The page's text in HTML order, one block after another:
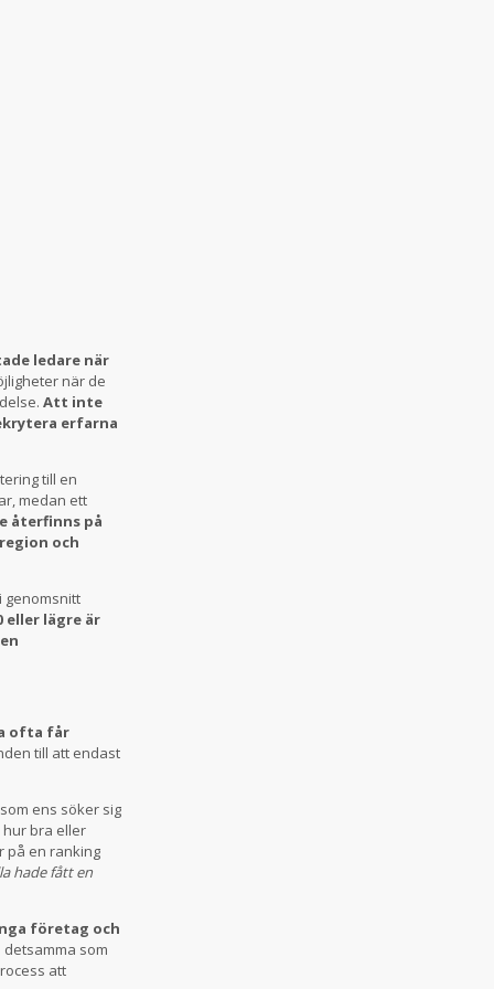
ledare när
när de
Att inte
erfarna
till en
medan ett
återfinns på
och
genomsnitt
eller lägre är
ofta får
till att endast
ens söker sig
hur bra eller
på en ranking
hade fått en
företag och
som
att